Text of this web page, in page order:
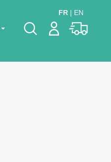
FR| EN